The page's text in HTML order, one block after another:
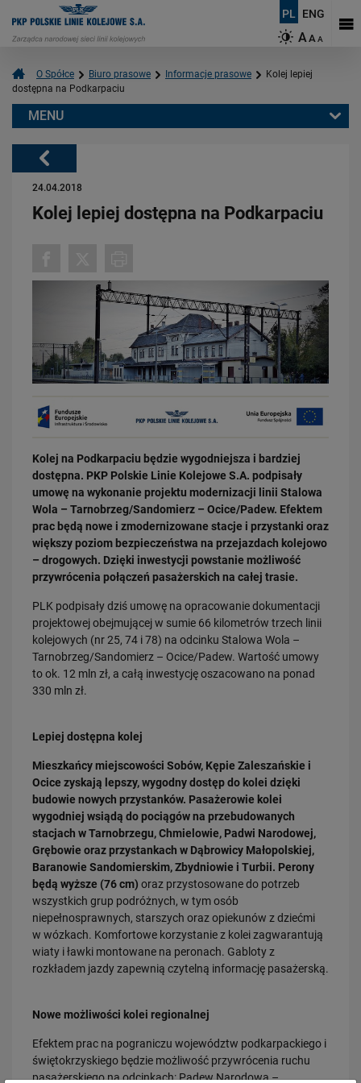
PL ENG
AAA
O Spółce Biuro prasowe Informacje prasowe
Kolej lepiej
dostępna na Podkarpaciu
Powrót
24.04.2018
Kolej lepiej dostępna na Podkarpaciu
Kolej na Podkarpaciu będzie wygodniejsza i bardziej
dostępna. PKP Polskie Linie Kolejowe S.A. podpisały
umowę na wykonanie projektu modernizacji linii Stalowa
Wola – Tarnobrzeg/Sandomierz – Ocice/Padew. Efektem
prac będą nowe i zmodernizowane stacje i przystanki oraz
większy poziom bezpieczeństwa na przejazdach kolejowo
– drogowych. Dzięki inwestycji powstanie możliwość
przywrócenia połączeń pasażerskich na całej trasie.
PLK podpisały dziś umowę na opracowanie dokumentacji
projektowej obejmującej w sumie 66 kilometrów trzech linii
kolejowych (nr 25, 74 i 78) na odcinku Stalowa Wola –
Tarnobrzeg/Sandomierz – Ocice/Padew. Wartość umowy
to ok. 12 mln zł, a całą inwestycję oszacowano na ponad
330 mln zł.
Lepiej dostępna kolej
Mieszkańcy miejscowości Sobów, Kępie Zaleszańskie i
Ocice zyskają lepszy, wygodny dostęp do kolei dzięki
budowie nowych przystanków. Pasażerowie kolei
wygodniej wsiądą do pociągów na przebudowanych
stacjach w Tarnobrzegu, Chmielowie, Padwi Narodowej,
Grębowie oraz przystankach w Dąbrowicy Małopolskiej,
Baranowie Sandomierskim, Zbydniowie i Turbii. Perony
będą wyższe (76 cm) oraz przystosowane do potrzeb
wszystkich grup podróżnych, w tym osób
niepełnosprawnych, starszych oraz opiekunów z dziećmi
w wózkach. Komfortowe korzystanie z kolei zagwarantują
wiaty i ławki montowane na peronach. Gabloty z
rozkładem jazdy zapewnią czytelną informację pasażerską.
Nowe możliwości kolei regionalnej
Efektem prac na pograniczu województw podkarpackiego i
świętokrzyskiego będzie możliwość przywrócenia ruchu
pasażerskiego na odcinkach: Padew Narodowa –
MENU
Budujemy nowoczesną kolej na Kaszubach [FOTOGALERIA]
03.08.2026
Dzięki KPO kolej zmieniła Limanową
PRZECZYTAJ
31.07.2026
PRZECZYTAJ
30.07.2026
Nowy wiadukt w Żorach otwarty. Bezpieczniejsze przejazdy,
sprawniejsza…
PRZECZYTAJ